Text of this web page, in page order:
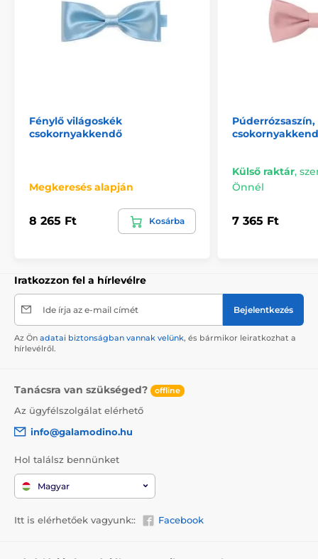
Fénylő világoskék
csokornyakkendő
Megkeresés alapján
8 265 Ft Kosárba
Külső raktár,
Önnél
7 365 Ft
Iratkozzon fel a hírlevélre
Ide írja az e-mail címét Bejelentkezés
Az Ön adatai biztonságban vannak velünk, és bármikor leiratkozhat a
hírlevélről.
Tanácsra van szükséged? offline
Az ügyfélszolgálat elérhető
info@galamodino.hu
Hol találsz bennünket
Magyar
Itt is elérhetőek vagyunk:: Facebook